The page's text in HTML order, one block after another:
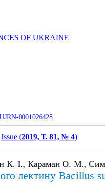
OF UKRAINE
0001026428
Issue (2019, Т. 81, № 4)
К. І., Караман О. М.,
лектину